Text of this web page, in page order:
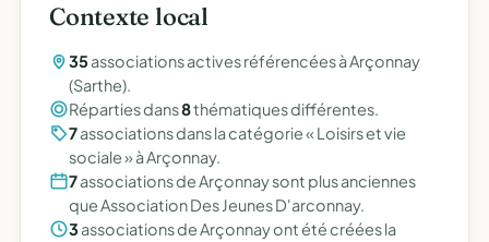
Contexte local
35associations actives référencées à Arçonnay
(Sarthe).
Réparties dans8thématiques différentes.
7associations dans la catégorie « Loisirs et vie
sociale » à Arçonnay.
7associations de Arçonnay sont plus anciennes
que Association Des Jeunes D'arconnay.
3associations de Arçonnay ont été créées la